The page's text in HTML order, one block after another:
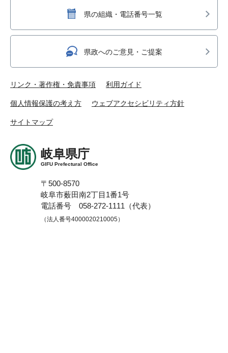
県の組織・電話番号一覧
県政へのご意見・ご提案
リンク・著作権・免責事項 利用ガイド
個人情報保護の考え方 ウェブアクセシビリティ方針
サイトマップ
岐阜県庁
GIFU Prefectural Office
〒500-8570
岐阜市薮田南2丁目1番1号
電話番号 058-272-1111（代表）
（法人番号4000020210005）